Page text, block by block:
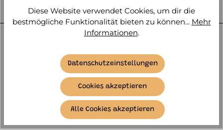
WEITERE ARTIKELINFOS
ÄHNLICHE ARTIKEL
Diese Website verwendet Cookies, um dir die
bestmögliche Funktionalität bieten zu können... Mehr
Informationen.
Datenschutzeinstellungen
Cookies akzeptieren
Alle Cookies akzeptieren